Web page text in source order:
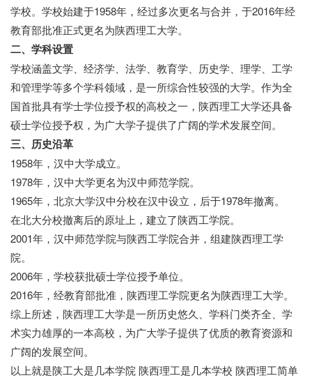
学校。学校始建于1958年，经过多次更名与合并，于2016年经
教育部批准正式更名为陕西理工大学。
二、学科设置
学校涵盖文学、经济学、法学、教育学、历史学、理学、工学
和管理学等多个学科领域，是一所综合性较强的大学。作为全
国首批具有学士学位授予权的高校之一，陕西理工大学还具备
硕士学位授予权，为广大学子提供了广阔的学术发展空间。
三、历史沿革
1958年，汉中大学成立。
1978年，汉中大学更名为汉中师范学院。
1965年，北京大学汉中分校在汉中设立，后于1978年撤离。
在北大分校撤离后的原址上，建立了陕西工学院。
2001年，汉中师范学院与陕西工学院合并，组建陕西理工学
院。
2006年，学校获批硕士学位授予单位。
2016年，经教育部批准，陕西理工学院更名为陕西理工大学。
综上所述，陕西理工大学是一所历史悠久、学科门类齐全、学
术实力雄厚的一本高校，为广大学子提供了优质的教育资源和
广阔的发展空间。
以上就是陕工大是几本学院 陕西理工是几本学校 陕西理工简单